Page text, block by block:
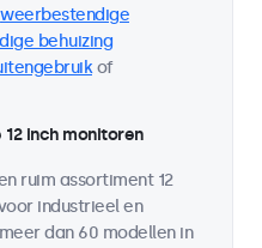
weerbestendige
behuizing
of
inch monitoren
ruim assortiment 12
industrieel en
dan 60 modellen in